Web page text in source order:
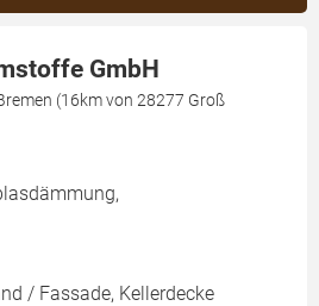
GmbH
(16km von 28277 Groß
/ Fassade, Kellerdecke